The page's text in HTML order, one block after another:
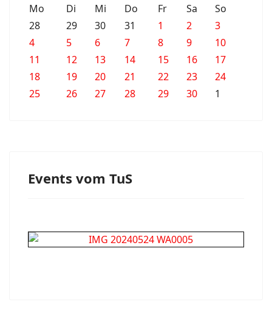
Mo
Di Mi Do Fr Sa
So
28
29 30 31 1 2
3
4
5 6 7 8 9
10
11
12 13 14 15 16
17
18
19 20 21 22 23
24
25
26 27 28 29 30 1
Events vom TuS